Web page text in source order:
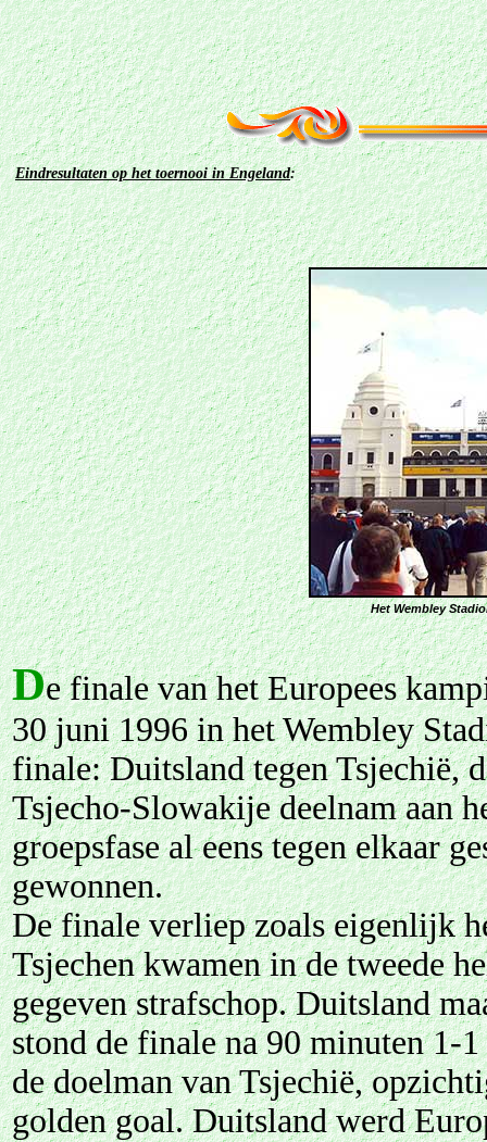
Eindresultaten op het toernooi in Engeland:
Het Wembley
De finale van het Europees
30 juni 1996 in het Wembley
finale: Duitsland tegen Tsjechië,
Tsjecho-Slowakije deelnam aan
groepsfase al eens tegen elkaar
gewonnen.
De finale verliep zoals eigenlijk
Tsjechen kwamen in de tweede
gegeven strafschop. Duitsland
stond de finale na 90 minuten 1-
de doelman van Tsjechië,
golden goal. Duitsland werd